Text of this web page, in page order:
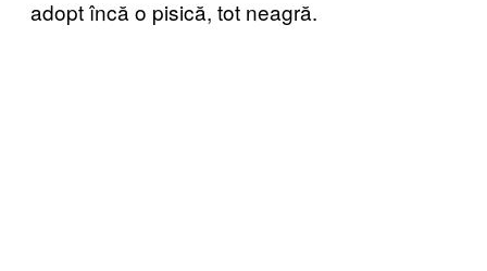
adopt încă o pisică, tot neagră.